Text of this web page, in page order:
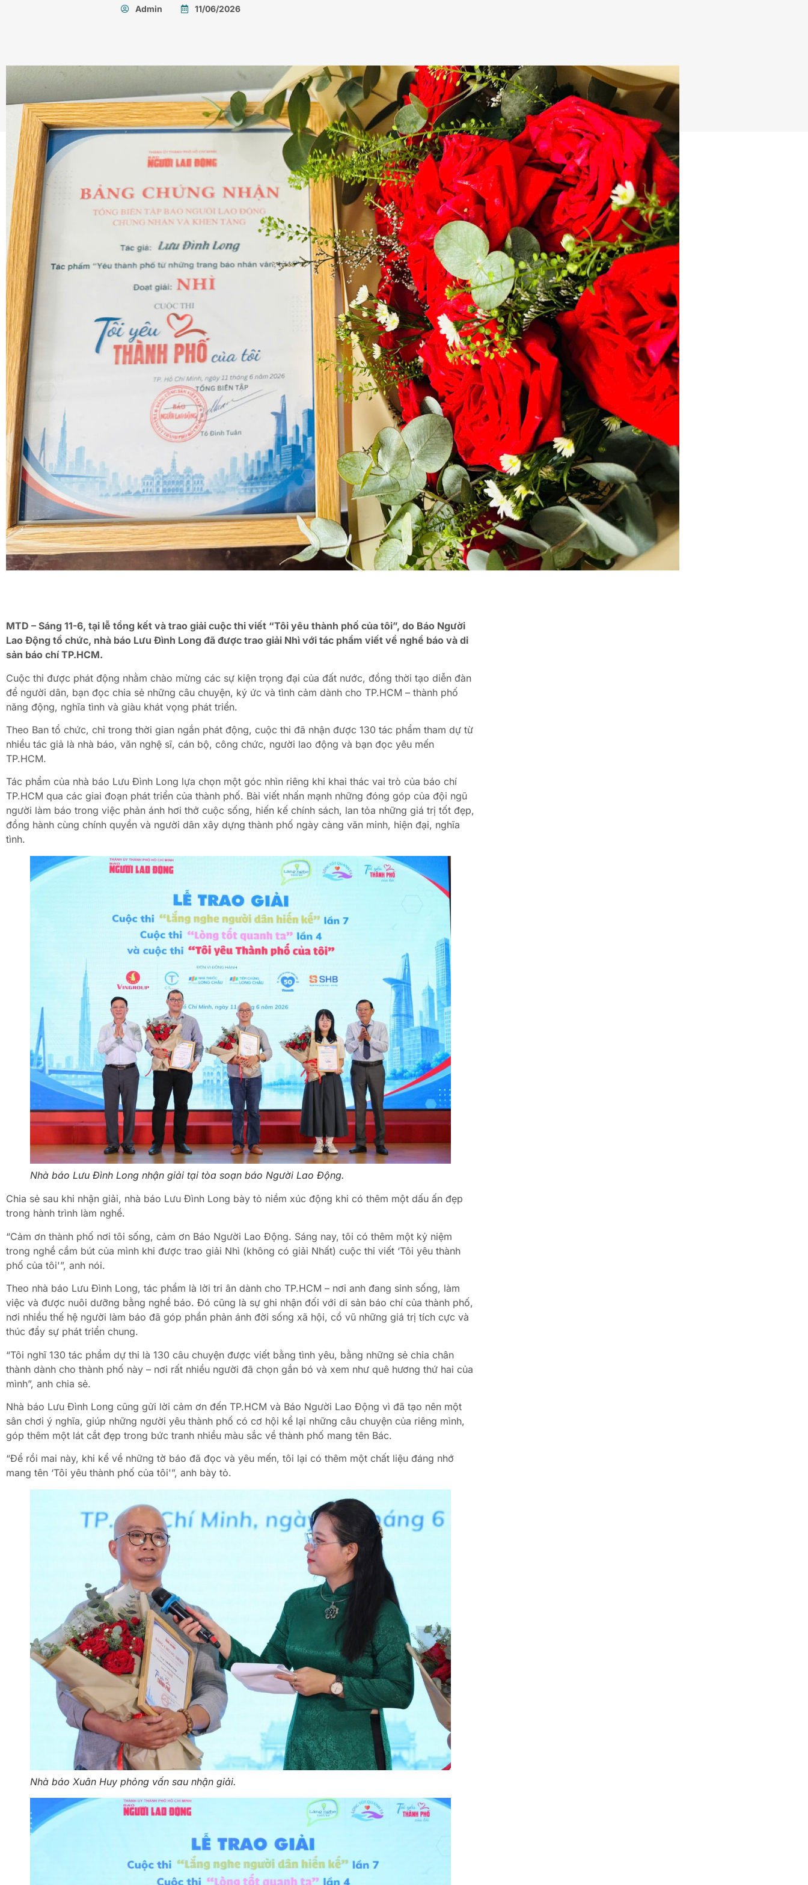
Admin 11/06/2026
MTD – Sáng 11-6, tại lễ tổng kết và trao giải cuộc thi viết “Tôi yêu thành phố của tôi”, do Báo Người
Lao Động tổ chức, nhà báo Lưu Đình Long đã được trao giải Nhì với tác phẩm viết về nghề báo và di
sản báo chí TP.HCM.
Cuộc thi được phát động nhằm chào mừng các sự kiện trọng đại của đất nước, đồng thời tạo diễn đàn
để người dân, bạn đọc chia sẻ những câu chuyện, ký ức và tình cảm dành cho TP.HCM – thành phố
năng động, nghĩa tình và giàu khát vọng phát triển.
Theo Ban tổ chức, chỉ trong thời gian ngắn phát động, cuộc thi đã nhận được 130 tác phẩm tham dự từ
nhiều tác giả là nhà báo, văn nghệ sĩ, cán bộ, công chức, người lao động và bạn đọc yêu mến
TP.HCM.
Tác phẩm của nhà báo Lưu Đình Long lựa chọn một góc nhìn riêng khi khai thác vai trò của báo chí
TP.HCM qua các giai đoạn phát triển của thành phố. Bài viết nhấn mạnh những đóng góp của đội ngũ
người làm báo trong việc phản ánh hơi thở cuộc sống, hiến kế chính sách, lan tỏa những giá trị tốt đẹp,
đồng hành cùng chính quyền và người dân xây dựng thành phố ngày càng văn minh, hiện đại, nghĩa
tình.
Nhà báo Lưu Đình Long nhận giải tại tòa soạn báo Người Lao Động.
Chia sẻ sau khi nhận giải, nhà báo Lưu Đình Long bày tỏ niềm xúc động khi có thêm một dấu ấn đẹp
trong hành trình làm nghề.
“Cảm ơn thành phố nơi tôi sống, cảm ơn Báo Người Lao Động. Sáng nay, tôi có thêm một kỷ niệm
trong nghề cầm bút của mình khi được trao giải Nhì (không có giải Nhất) cuộc thi viết ‘Tôi yêu thành
phố của tôi'”, anh nói.
Theo nhà báo Lưu Đình Long, tác phẩm là lời tri ân dành cho TP.HCM – nơi anh đang sinh sống, làm
việc và được nuôi dưỡng bằng nghề báo. Đó cũng là sự ghi nhận đối với di sản báo chí của thành phố,
nơi nhiều thế hệ người làm báo đã góp phần phản ánh đời sống xã hội, cổ vũ những giá trị tích cực và
thúc đẩy sự phát triển chung.
“Tôi nghĩ 130 tác phẩm dự thi là 130 câu chuyện được viết bằng tình yêu, bằng những sẻ chia chân
thành dành cho thành phố này – nơi rất nhiều người đã chọn gắn bó và xem như quê hương thứ hai của
mình”, anh chia sẻ.
Nhà báo Lưu Đình Long cũng gửi lời cảm ơn đến TP.HCM và Báo Người Lao Động vì đã tạo nên một
sân chơi ý nghĩa, giúp những người yêu thành phố có cơ hội kể lại những câu chuyện của riêng mình,
góp thêm một lát cắt đẹp trong bức tranh nhiều màu sắc về thành phố mang tên Bác.
“Để rồi mai này, khi kể về những tờ báo đã đọc và yêu mến, tôi lại có thêm một chất liệu đáng nhớ
mang tên ‘Tôi yêu thành phố của tôi'”, anh bày tỏ.
Nhà báo Xuân Huy phỏng vấn sau nhận giải.